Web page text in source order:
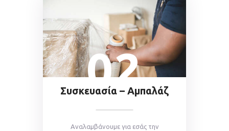
02
Συσκευασία – Αμπαλάζ
Aναλαμβάνουμε για εσάς την